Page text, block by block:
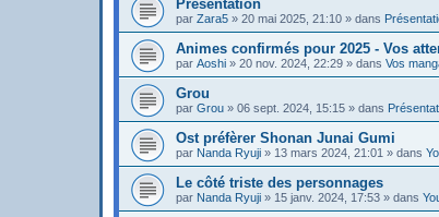
Présentation
par Zara5 » 20 mai 2025, 21:10 » dans
Animes confirmés pour 2025 - Vos
par Aoshi » 20 nov. 2024, 22:29 » dans Vos
Grou
par Grou » 06 sept. 2024, 15:15 » dans
Ost préfèrer Shonan Junai Gumi
par Nanda Ryuji » 13 mars 2024, 21:01 » dans
Le côté triste des personnages
par Nanda Ryuji » 15 janv. 2024, 17:53 » dans